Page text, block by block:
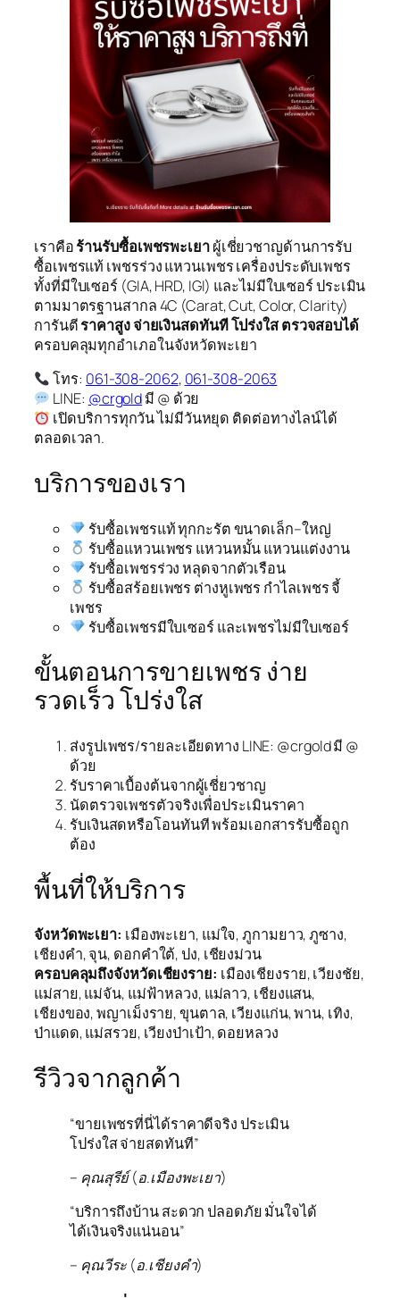
เราคือร้านรับซื้อเพชรพะเยาผู้เชี่ยวชาญด้านการรับ
ซื้อเพชรแท้ เพชรร่วง แหวนเพชร เครื่องประดับเพชร
ทั้งที่มีใบเซอร์ (GIA, HRD, IGI) และไม่มีใบเซอร์ ประเมิน
ตามมาตรฐานสากล 4C (Carat, Cut, Color, Clarity)
การันตีราคาสูง จ่ายเงินสดทันที โปร่งใส ตรวจสอบได้
ครอบคลุมทุกอำเภอในจังหวัดพะเยา
โทร: 061-308-2062, 061-308-2063
LINE: @crgoldมี @ ด้วย
เปิดบริการทุกวัน ไม่มีวันหยุด ติดต่อทางไลน์ได้
ตลอดเวลา.
บริการของเรา
รับซื้อเพชรแท้ ทุกกะรัต ขนาดเล็ก–ใหญ่
รับซื้อแหวนเพชร แหวนหมั้น แหวนแต่งงาน
รับซื้อเพชรร่วง หลุดจากตัวเรือน
รับซื้อสร้อยเพชร ต่างหูเพชร กำไลเพชร จี้
เพชร
รับซื้อเพชรมีใบเซอร์ และเพชรไม่มีใบเซอร์
ขั้นตอนการขายเพชร ง่าย
รวดเร็ว โปร่งใส
ส่งรูปเพชร/รายละเอียดทาง LINE: @crgold มี @
ด้วย
รับราคาเบื้องต้นจากผู้เชี่ยวชาญ
นัดตรวจเพชรตัวจริงเพื่อประเมินราคา
รับเงินสดหรือโอนทันที พร้อมเอกสารรับซื้อถูก
ต้อง
พื้นที่ให้บริการ
จังหวัดพะเยา: เมืองพะเยา, แม่ใจ, ภูกามยาว, ภูซาง,
เชียงคำ, จุน, ดอกคำใต้, ปง, เชียงม่วน
ครอบคลุมถึงจังหวัดเชียงราย: เมืองเชียงราย, เวียงชัย,
แม่สาย, แม่จัน, แม่ฟ้าหลวง, แม่ลาว, เชียงแสน,
เชียงของ, พญาเม็งราย, ขุนตาล, เวียงแก่น, พาน, เทิง,
ป่าแดด, แม่สรวย, เวียงป่าเป้า, ดอยหลวง
รีวิวจากลูกค้า
“ขายเพชรที่นี่ได้ราคาดีจริง ประเมิน
โปร่งใส จ่ายสดทันที”
– คุณสุรีย์ (อ.เมืองพะเยา)
“บริการถึงบ้าน สะดวก ปลอดภัย มั่นใจได้
ได้เงินจริงแน่นอน”
– คุณวีระ (อ.เชียงคำ)